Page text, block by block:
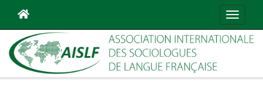
Toggle